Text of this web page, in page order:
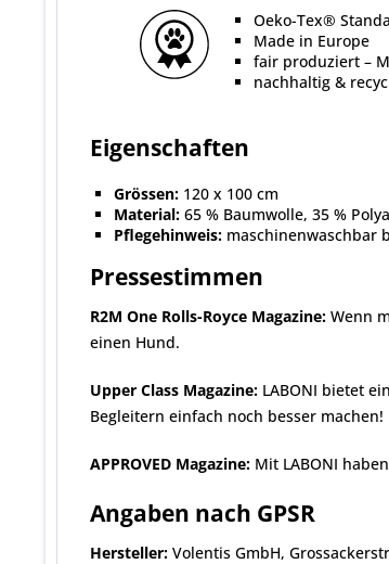
Oeko-Tex®
Made in Europe
fair produziert –
nachhaltig &
Eigenschaften
Grössen: 120 x 100 cm
Material: 65 % Baumwolle, 35 %
Pflegehinweis: maschinenwaschbar
Pressestimmen
R2M One Rolls-Royce Magazine: Wenn
einen Hund.
Upper Class Magazine: LABONI bietet
Begleitern einfach noch besser machen!
APPROVED Magazine: Mit LABONI
Angaben nach GPSR
Hersteller: Volentis GmbH,